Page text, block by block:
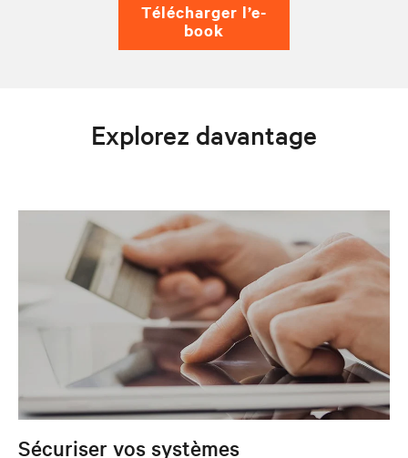
télécharger l’e-
book
Explorez davantage
Sécuriser vos systèmes